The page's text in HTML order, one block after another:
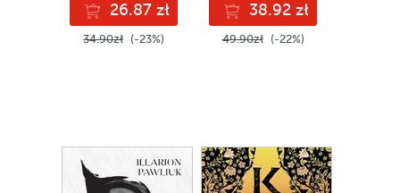
26.87 zł
34.90zł (-23%)
38.92 zł
49.90zł (-22%)